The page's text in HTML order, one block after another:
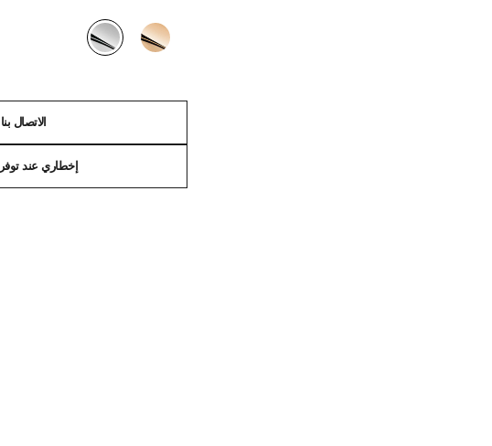
الصيغة البديلة(2)
الاتصال بنا
إخطاري عند توفر